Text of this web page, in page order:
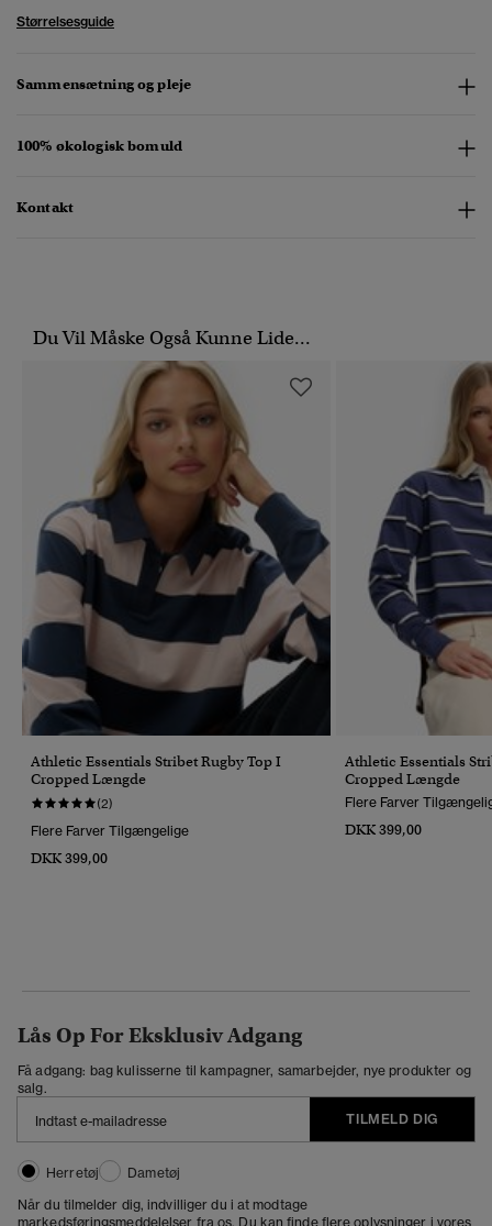
Størrelsesguide
Sammensætning og pleje
100% økologisk bomuld
Kontakt
Du Vil Måske Også Kunne Lide...
Athletic Essentials Stribet Rugby Top I
Cropped Længde
(2)
Flere Farver Tilgængelige
DKK 399,00
Athletic Essentials
Cropped Længde
Flere Farver
DKK 399,00
Lås Op For Eksklusiv Adgang
Få adgang: bag kulisserne til kampagner, samarbejder, nye produkter og
salg.
TILMELD DIG
Herretøj
Dametøj
Når du tilmelder dig, indvilliger du i at modtage
markedsføringsmeddelelser fra os. Du kan finde flere oplysninger i vores